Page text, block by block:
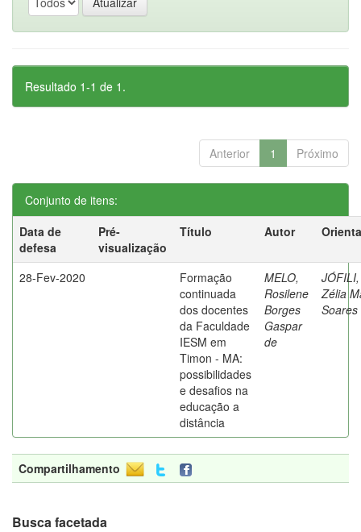
Resultado 1-1 de 1.
Anterior 1 Próximo
Conjunto de itens:
Data de
defesa
Pré-
visualização
Título Autor
28-Fev-2020
Formação
continuada
dos docentes
da Faculdade
IESM em
Timon - MA:
possibilidades
e desafios na
educação a
distância
MELO,
Rosilene
Borges
Gaspar
de
JÓFILI,
Zélia
Soares
Compartilhamento
Busca facetada